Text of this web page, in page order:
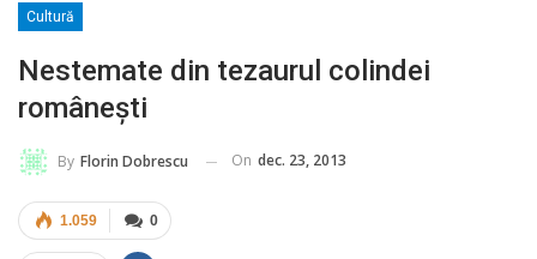
Cultură
Nestemate din tezaurul colindei
româneşti
By Florin Dobrescu On dec. 23, 2013
0
1.059